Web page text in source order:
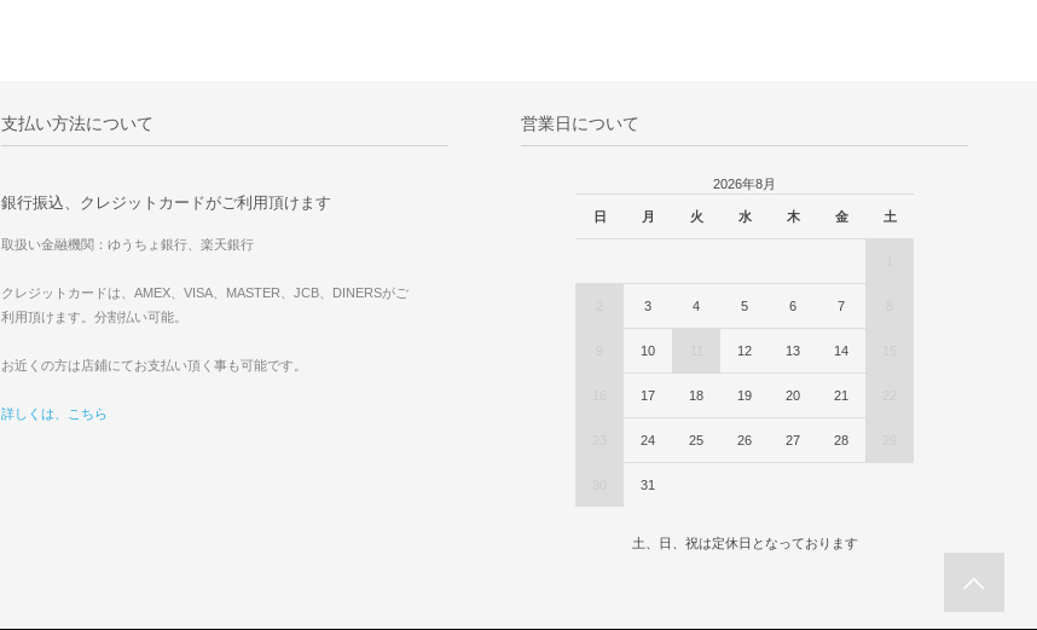
支払い方法について
銀行振込、クレジットカードがご利用頂けます
取扱い金融機関：ゆうちょ銀行、楽天銀行
クレジットカードは、AMEX、VISA、MASTER、JCB、DINERSがご
利用頂けます。分割払い可能。
お近くの方は店鋪にてお支払い頂く事も可能です。
詳しくは、こちら
営業日について
2026年8月
日 月 火 水 木 金 土
3 4 5 6 7
10 12 13 14
17 18 19 20 21
24 25 26 27 28
31
土、日、祝は定休日となっております